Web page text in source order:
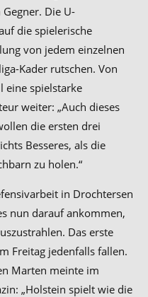
Die U-
die spielerische
von jedem einzelnen
Kader rutschen. Von
eine spielstarke
weiter: „Auch dieses
die ersten drei
Besseres, als die
zu holen.“
in Drochtersen
nun darauf ankommen,
Das erste
Freitag jedenfalls fallen.
Marten meinte im
„Holstein spielt wie die